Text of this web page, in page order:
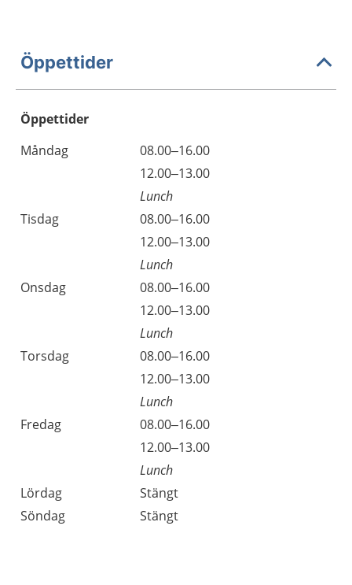
Öppettider
Öppettider
Dag
Öppettider
Kommentarer
Måndag
08.00–16.00
12.00–13.00
Lunch
Tisdag
08.00–16.00
12.00–13.00
Lunch
Onsdag
08.00–16.00
12.00–13.00
Lunch
Torsdag
08.00–16.00
12.00–13.00
Lunch
Fredag
08.00–16.00
12.00–13.00
Lunch
Lördag
Stängt
Söndag
Stängt